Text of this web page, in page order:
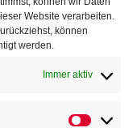
Website verarbeiten.
können
werden.
Immer aktiv